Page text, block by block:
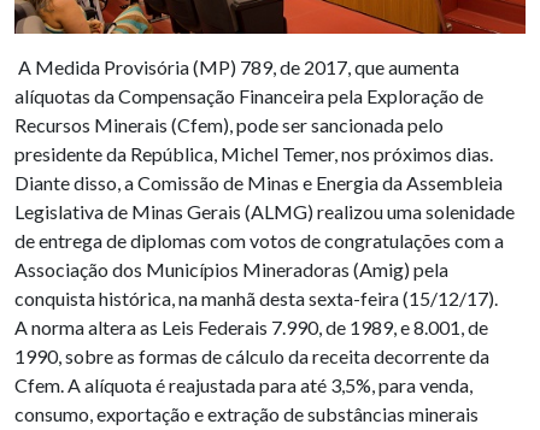
A Medida Provisória (MP) 789, de 2017, que aumenta
alíquotas da Compensação Financeira pela Exploração de
Recursos Minerais (Cfem), pode ser sancionada pelo
presidente da República, Michel Temer, nos próximos dias.
Diante disso, a Comissão de Minas e Energia da Assembleia
Legislativa de Minas Gerais (ALMG) realizou uma solenidade
de entrega de diplomas com votos de congratulações com a
Associação dos Municípios Mineradoras (Amig) pela
conquista histórica, na manhã desta sexta-feira (15/12/17).
A norma altera as Leis Federais 7.990, de 1989, e 8.001, de
1990, sobre as formas de cálculo da receita decorrente da
Cfem. A alíquota é reajustada para até 3,5%, para venda,
consumo, exportação e extração de substâncias minerais